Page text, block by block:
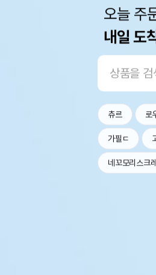
오늘 주
내일 도
츄르 로
가필ㄷ
네꼬모리스크